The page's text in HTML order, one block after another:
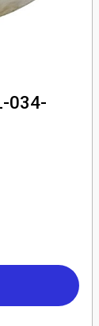
034-